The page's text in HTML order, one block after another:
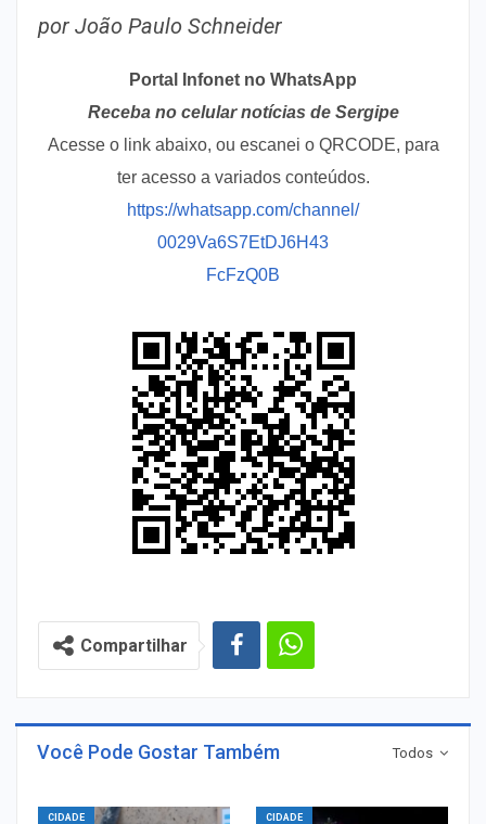
por João Paulo Schneider
Portal Infonet no WhatsApp
Receba no celular notícias de Sergipe
Acesse o link abaixo, ou escanei o QRCODE, para
ter acesso a variados conteúdos.
https://whatsapp.com/channel/
0029Va6S7EtDJ6H43
FcFzQ0B
Compartilhar
Todos
Você Pode Gostar Também
CIDADE CIDADE